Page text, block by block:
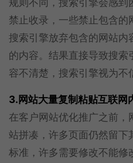
禁止收录，一些禁止包含
搜索引擎放弃包含的网站内
的内容。结果直接导致搜索
容不清楚，搜索引擎视为不
3.网站大量复制 粘贴互联网
在客户网站优化推广之前，
站拼凑，许多页面仍然留下
标准，许多需要修改不能修